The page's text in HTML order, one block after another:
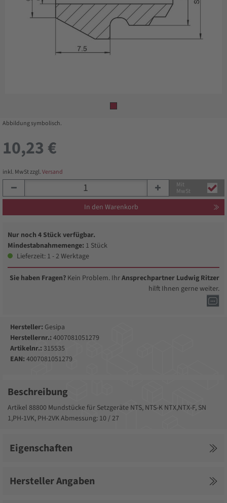
Abbildung symbolisch.
10,23 €
inkl. MwSt zzgl.Versand
Mit
MwSt
In den Warenkorb
Nur noch 4 Stück verfügbar.
Mindestabnahmemenge: 1 Stück
Lieferzeit: 1 - 2 Werktage
Sie haben Fragen? Kein Problem. IhrAnsprechpartner Ludwig Ritzer
hilft Ihnen gerne weiter.
Hersteller: Gesipa
Herstellernr.: 4007081051279
Artikelnr.: 315535
EAN: 4007081051279
Beschreibung
Artikel 88800 Mundstücke für Setzgeräte NTS, NTS-K NTX,NTX-F, SN
1,PH-1VK, PH-2VK Abmessung: 10 / 27
Eigenschaften
Hersteller Angaben